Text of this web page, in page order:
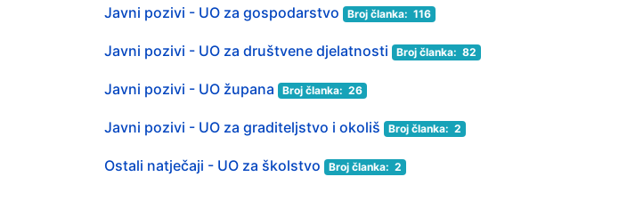
Javni pozivi - UO za gospodarstvo Broj članka: 116
Javni pozivi - UO za društvene djelatnosti Broj članka: 82
Javni pozivi - UO župana Broj članka: 26
Javni pozivi - UO za graditeljstvo i okoliš Broj članka: 2
Ostali natječaji - UO za školstvo Broj članka: 2